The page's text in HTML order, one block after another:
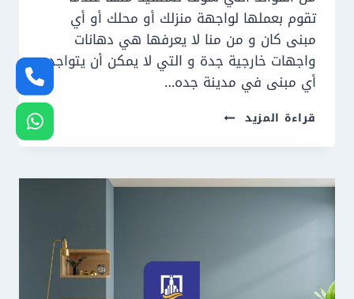
تقوم بعملها لواجهة منزلك أو محلك أو أي
مبنى كان و من منا لا يعرفها هي دهانات
واجهات خارجية جدة و التي لا يمكن أن يتواجد
أي مبنى في مدينة جده…
قراءة المزيد مقاول
جدة
0550609477